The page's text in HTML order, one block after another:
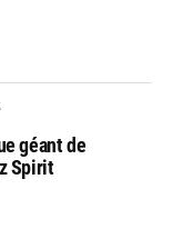
géant de
Spirit